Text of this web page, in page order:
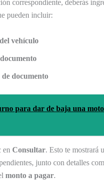
correspondiente, deberás
pueden incluir:
vehículo
documento
para dar de baja una
en Consultar. Esto te mostrará
junto con detalles
monto a pagar.